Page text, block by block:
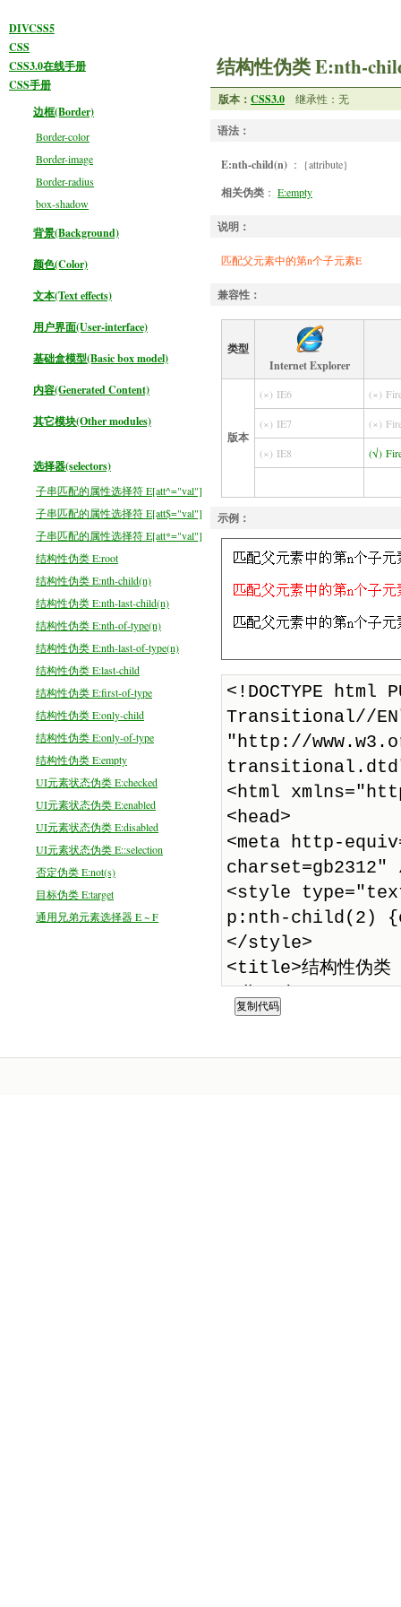
DIVCSS5
CSS
CSS3.0在线手册
CSS手册
边框(Border)
Border-color
Border-image
Border-radius
box-shadow
背景(Background)
颜色(Color)
文本(Text effects)
用户界面(User-interface)
基础盒模型(Basic box model)
内容(Generated Content)
其它模块(Other modules)
选择器(selectors)
子串匹配的属性选择符 E[att^="val"]
子串匹配的属性选择符 E[att$="val"]
子串匹配的属性选择符 E[att*="val"]
结构性伪类 E:root
结构性伪类 E:nth-child(n)
结构性伪类 E:nth-last-child(n)
结构性伪类 E:nth-of-type(n)
结构性伪类 E:nth-last-of-type(n)
结构性伪类 E:last-child
结构性伪类 E:first-of-type
结构性伪类 E:only-child
结构性伪类 E:only-of-type
结构性伪类 E:empty
UI元素状态伪类 E:checked
UI元素状态伪类 E:enabled
UI元素状态伪类 E:disabled
UI元素状态伪类 E::selection
否定伪类 E:not(s)
目标伪类 E:target
通用兄弟元素选择器 E ~ F
结构性伪类 E:nth-
版本： CSS3.0 继承性：无
语法：
E:nth-child(n) ： {attribute}
相关伪类 ： E:empty
说明：
匹配父元素中的第n个子元素E
兼容性：
类型
Internet Explorer
版本
(×) IE6 (×)
(×) IE7 (×)
(×) IE8 (√)
示例：
复制代码